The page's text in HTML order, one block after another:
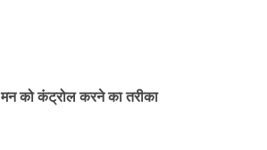
मन को कंट्रोल करने का तरीका